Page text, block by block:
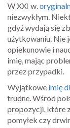
W XXI w.
niezwykłym.
gdyż wydają się
użytkowaniu. Nie
opiekunowie i
imię, mając
przez przypadki.
Wyjątkowe imię
trudne. Wśród
propozycji, które
pomyłek czy